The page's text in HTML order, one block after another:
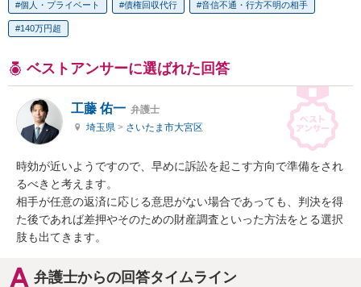
個人・プライベート 債権回収代行 音信不通・行方不明の相手
140万円超
ベストアンサーに選ばれた回答
工藤 佑一 弁護士
埼玉県 > さいたま市大宮区
時効が近いようですので、早めに訴訟を起こす方向で準備をされ
るべきと考えます。
相手が任意の返済に応じる意思がない場合であっても、判決を得
た後であれば差押やそのための財産調査といった方法をとる選択
肢も出てきます。
弁護士からの回答タイムライン